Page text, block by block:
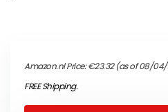
Amazon.nl Price:€23.32(as of 08/04/
FREE Shipping.